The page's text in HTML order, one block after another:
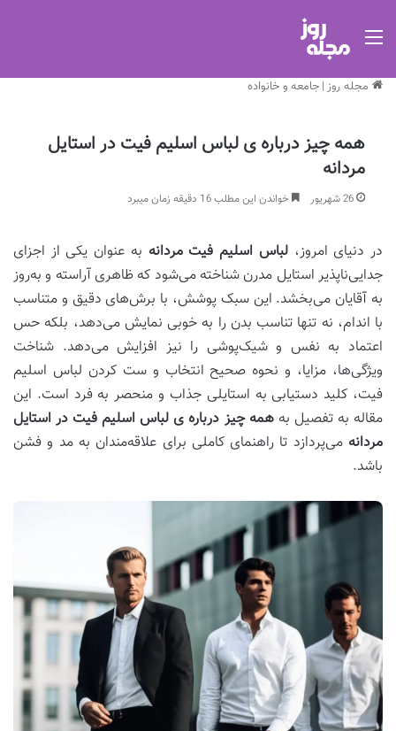
مجله روز | جامعه و خانواده
همه چیز درباره ی لباس اسلیم فیت در استایل
مردانه
26 شهریور خواندن این مطلب 16 دقیقه زمان میبرد
در دنیای امروز، لباس اسلیم فیت مردانه به عنوان یکی از اجزای
جدایی‌ناپذیر استایل مدرن شناخته می‌شود که ظاهری آراسته و به‌روز
به آقایان می‌بخشد. این سبک پوشش، با برش‌های دقیق و متناسب
با اندام، نه تنها تناسب بدن را به خوبی نمایش می‌دهد، بلکه حس
اعتماد به نفس و شیک‌پوشی را نیز افزایش می‌دهد. شناخت
ویژگی‌ها، مزایا، و نحوه صحیح انتخاب و ست کردن لباس اسلیم
فیت، کلید دستیابی به استایلی جذاب و منحصر به فرد است. این
مقاله به تفصیل به همه چیز درباره ی لباس اسلیم فیت در استایل
مردانه می‌پردازد تا راهنمای کاملی برای علاقه‌مندان به مد و فشن
باشد.